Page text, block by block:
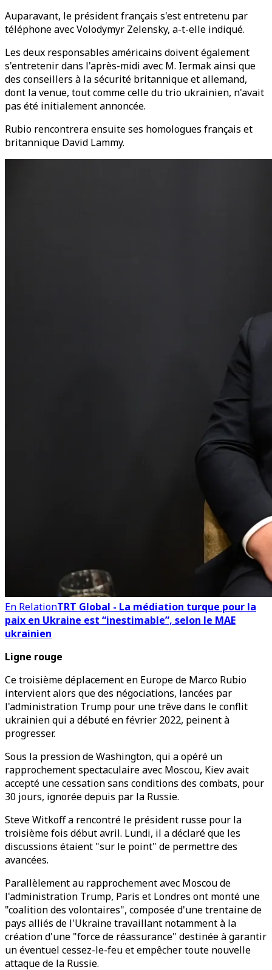
Auparavant, le président français s'est entretenu par
téléphone avec Volodymyr Zelensky, a-t-elle indiqué.
Les deux responsables américains doivent également
s'entretenir dans l'après-midi avec M. Iermak ainsi que
des conseillers à la sécurité britannique et allemand,
dont la venue, tout comme celle du trio ukrainien, n'avait
pas été initialement annoncée.
Rubio rencontrera ensuite ses homologues français et
britannique David Lammy.
En RelationTRT Global - La médiation turque pour la
paix en Ukraine est “inestimable”, selon le MAE
ukrainien
Ligne rouge
Ce troisième déplacement en Europe de Marco Rubio
intervient alors que des négociations, lancées par
l'administration Trump pour une trêve dans le conflit
ukrainien qui a débuté en février 2022, peinent à
progresser.
Sous la pression de Washington, qui a opéré un
rapprochement spectaculaire avec Moscou, Kiev avait
accepté une cessation sans conditions des combats, pour
30 jours, ignorée depuis par la Russie.
Steve Witkoff a rencontré le président russe pour la
troisième fois début avril. Lundi, il a déclaré que les
discussions étaient "sur le point" de permettre des
avancées.
Parallèlement au rapprochement avec Moscou de
l'administration Trump, Paris et Londres ont monté une
"coalition des volontaires", composée d'une trentaine de
pays alliés de l'Ukraine travaillant notamment à la
création d'une "force de réassurance" destinée à garantir
un éventuel cessez-le-feu et empêcher toute nouvelle
attaque de la Russie.